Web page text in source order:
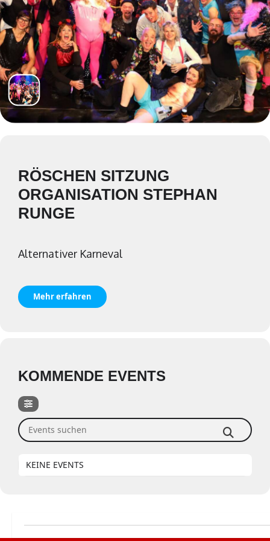
RÖSCHEN SITZUNG
ORGANISATION STEPHAN
RUNGE
Alternativer Karneval
Mehr erfahren
KOMMENDE EVENTS
Events suchen
KEINE EVENTS